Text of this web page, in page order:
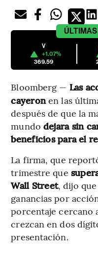
ÚLTIMAS
V
+1.07%
369.59
Bloomberg — Las
cayeronen las
después de que la
mundo dejara sin
beneficios para el
La firma, que
trimestre que
Wall Street, dijo
ganancias por
porcentaje cercano
crezcan en dos
presentación.